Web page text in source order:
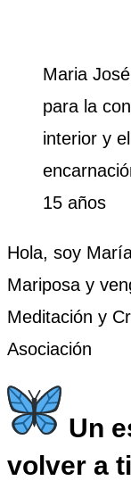
Maria
para la
interior y
15 años
Hola, soy
Mariposa y
Meditación y
Asociación
Un
volver a